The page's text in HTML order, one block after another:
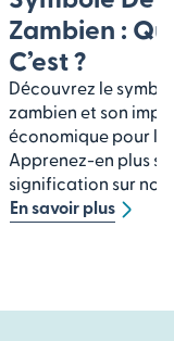
Zambien :
C’est ?
Découvrez le
zambien et son
économique pour la
Apprenez-en plus
signification sur
En savoir plus